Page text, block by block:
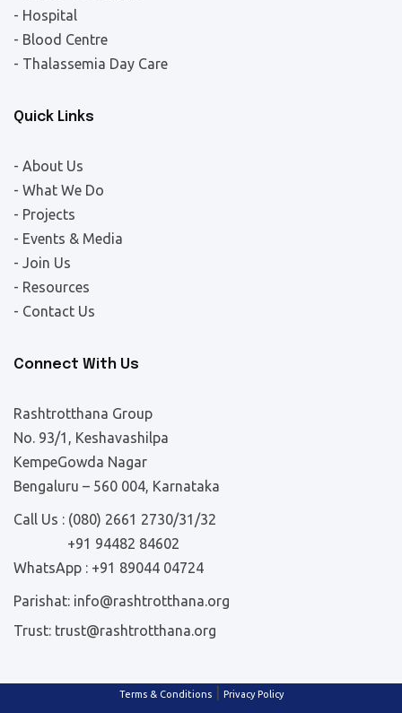
- Hospital
- Blood Centre
- Thalassemia Day Care
Quick Links
- About Us
- What We Do
- Projects
- Events & Media
- Join Us
- Resources
- Contact Us
Connect With Us
Rashtrotthana Group
No. 93/1, Keshavashilpa
KempeGowda Nagar
Bengaluru – 560 004, Karnataka
Call Us : (080) 2661 2730/31/32
+91 94482 84602
WhatsApp : +91 89044 04724
Parishat: info@rashtrotthana.org
Trust: trust@rashtrotthana.org
Terms & Conditions| Privacy Policy